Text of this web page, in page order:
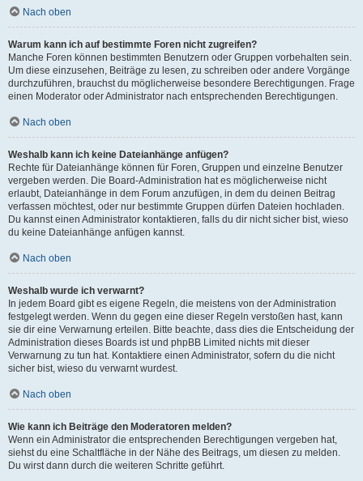
Nach oben
Warum kann ich auf bestimmte Foren nicht zugreifen?
Manche Foren können bestimmten Benutzern oder Gruppen vorbehalten sein.
Um diese einzusehen, Beiträge zu lesen, zu schreiben oder andere Vorgänge
durchzuführen, brauchst du möglicherweise besondere Berechtigungen. Frage
einen Moderator oder Administrator nach entsprechenden Berechtigungen.
Nach oben
Weshalb kann ich keine Dateianhänge anfügen?
Rechte für Dateianhänge können für Foren, Gruppen und einzelne Benutzer
vergeben werden. Die Board-Administration hat es möglicherweise nicht
erlaubt, Dateianhänge in dem Forum anzufügen, in dem du deinen Beitrag
verfassen möchtest, oder nur bestimmte Gruppen dürfen Dateien hochladen.
Du kannst einen Administrator kontaktieren, falls du dir nicht sicher bist, wieso
du keine Dateianhänge anfügen kannst.
Nach oben
Weshalb wurde ich verwarnt?
In jedem Board gibt es eigene Regeln, die meistens von der Administration
festgelegt werden. Wenn du gegen eine dieser Regeln verstoßen hast, kann
sie dir eine Verwarnung erteilen. Bitte beachte, dass dies die Entscheidung der
Administration dieses Boards ist und phpBB Limited nichts mit dieser
Verwarnung zu tun hat. Kontaktiere einen Administrator, sofern du die nicht
sicher bist, wieso du verwarnt wurdest.
Nach oben
Wie kann ich Beiträge den Moderatoren melden?
Wenn ein Administrator die entsprechenden Berechtigungen vergeben hat,
siehst du eine Schaltfläche in der Nähe des Beitrags, um diesen zu melden.
Du wirst dann durch die weiteren Schritte geführt.